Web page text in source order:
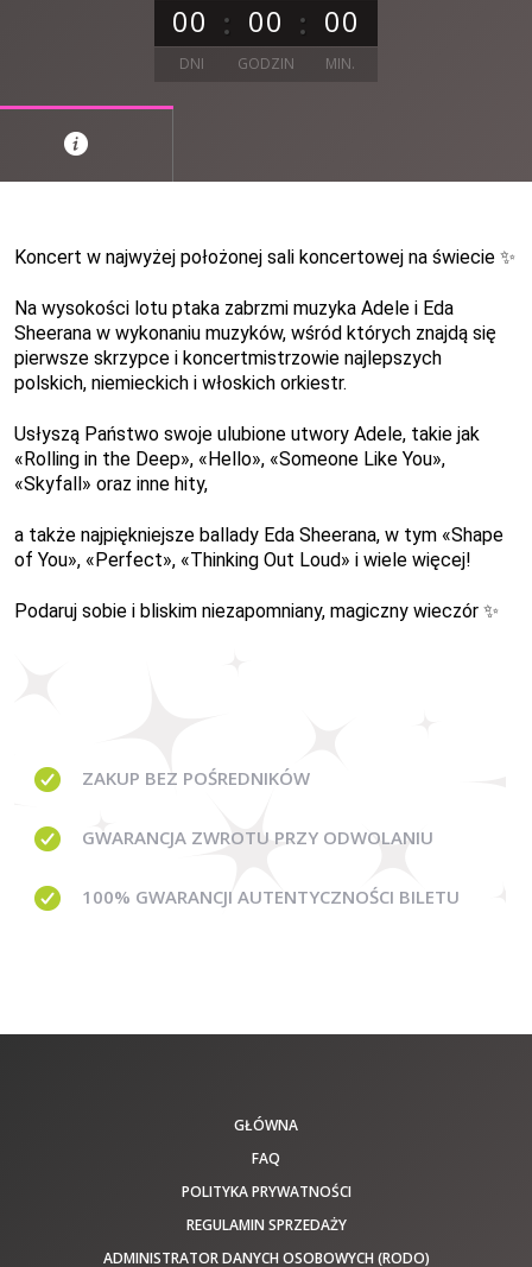
00 00 00
DNI GODZIN MIN.
Koncert w najwyżej położonej sali koncertowej na świecie ✨
Na wysokości lotu ptaka zabrzmi muzyka Adele i Eda
Sheerana w wykonaniu muzyków, wśród których znajdą się
pierwsze skrzypce i koncertmistrzowie najlepszych
polskich, niemieckich i włoskich orkiestr.
Usłyszą Państwo swoje ulubione utwory Adele, takie jak
«Rolling in the Deep», «Hello», «Someone Like You»,
«Skyfall» oraz inne hity,
a także najpiękniejsze ballady Eda Sheerana, w tym «Shape
of You», «Perfect», «Thinking Out Loud» i wiele więcej!
Podaruj sobie i bliskim niezapomniany, magiczny wieczór ✨
ZAKUP BEZ POŚREDNIKÓW
GWARANCJA ZWROTU PRZY ODWOLANIU
100% GWARANCJI AUTENTYCZNOŚCI BILETU
GŁÓWNA
FAQ
POLITYKA PRYWATNOŚCI
REGULAMIN SPRZEDAŻY
ADMINISTRATOR DANYCH OSOBOWYCH (RODO)